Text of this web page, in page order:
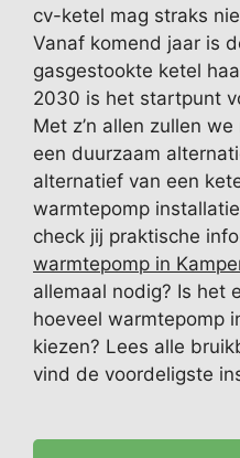
cv-ketel mag straks
Vanaf komend jaar is
gasgestookte ketel
2030 is het startpunt
Met z’n allen zullen
een duurzaam
alternatief van een
warmtepomp
check jij praktische
warmtepomp in
allemaal nodig? Is het
hoeveel warmtepomp
kiezen? Lees alle
vind de voordeligste